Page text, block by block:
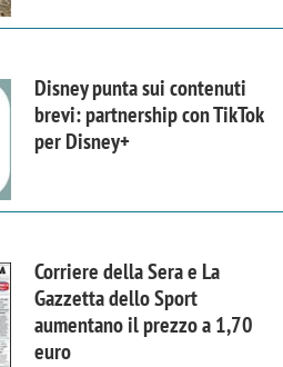
Disney punta sui contenuti
brevi: partnership con TikTok
per Disney+
Corriere della Sera e La
Gazzetta dello Sport
aumentano il prezzo a 1,70
euro